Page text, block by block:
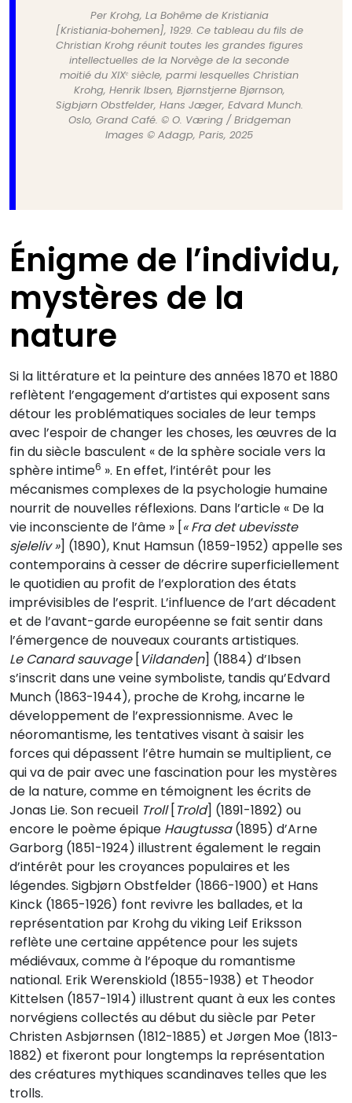
Per Krohg, La Bohême de Kristiania
[Kristiania‑bohemen], 1929. Ce tableau du fils de
Christian Krohg réunit toutes les grandes figures
intellectuelles de la Norvège de la seconde
moitié du XIXᵉ siècle, parmi lesquelles Christian
Krohg, Henrik Ibsen, Bjørnstjerne Bjørnson,
Sigbjørn Obstfelder, Hans Jæger, Edvard Munch.
Oslo, Grand Café. © O. Væring / Bridgeman
Images © Adagp, Paris, 2025
Énigme de l’individu,
mystères de la
nature
Si la littérature et la peinture des années 1870 et 1880
reflètent l’engagement d’artistes qui exposent sans
détour les problématiques sociales de leur temps
avec l’espoir de changer les choses, les œuvres de la
fin du siècle basculent « de la sphère sociale vers la
sphère intime6 ». En effet, l’intérêt pour les
mécanismes complexes de la psychologie humaine
nourrit de nouvelles réflexions. Dans l’article « De la
vie inconsciente de l’âme » [« Fra det ubevisste
sjeleliv »] (1890), Knut Hamsun (1859-1952) appelle ses
contemporains à cesser de décrire superficiellement
le quotidien au profit de l’exploration des états
imprévisibles de l’esprit. L’influence de l’art décadent
et de l’avant-garde européenne se fait sentir dans
l’émergence de nouveaux courants artistiques.
Le Canard sauvage[Vildanden] (1884) d’Ibsen
s’inscrit dans une veine symboliste, tandis qu’Edvard
Munch (1863-1944), proche de Krohg, incarne le
développement de l’expressionnisme. Avec le
néoromantisme, les tentatives visant à saisir les
forces qui dépassent l’être humain se multiplient, ce
qui va de pair avec une fascination pour les mystères
de la nature, comme en témoignent les écrits de
Jonas Lie. Son recueil Troll [Trold] (1891-1892) ou
encore le poème épique Haugtussa(1895) d’Arne
Garborg (1851-1924) illustrent également le regain
d’intérêt pour les croyances populaires et les
légendes. Sigbjørn Obstfelder (1866-1900) et Hans
Kinck (1865-1926) font revivre les ballades, et la
représentation par Krohg du viking Leif Eriksson
reflète une certaine appétence pour les sujets
médiévaux, comme à l’époque du romantisme
national. Erik Werenskiold (1855-1938) et Theodor
Kittelsen (1857-1914) illustrent quant à eux les contes
norvégiens collectés au début du siècle par Peter
Christen Asbjørnsen (1812-1885) et Jørgen Moe (1813-
1882) et fixeront pour longtemps la représentation
des créatures mythiques scandinaves telles que les
trolls.